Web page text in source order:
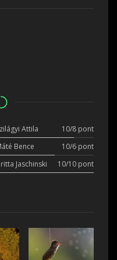
Attila
10/8 pont
Bence
10/6 pont
Jaschinski
10/10 pont